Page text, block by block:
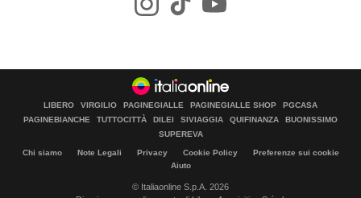
LIBERO VIRGILIO PAGINEGIALLE PAGINEGIALLE SHOP
PGCASA
PAGINEBIANCHE
TUTTOCITTÀ DILEI SIVIAGGIA QUIFINANZA
BUONISSIMO
SUPEREVA
Chi siamo Note Legali Privacy Cookie Policy
Preferenze sui cookie
Aiuto
© Italiaonline S.p.A. 2026